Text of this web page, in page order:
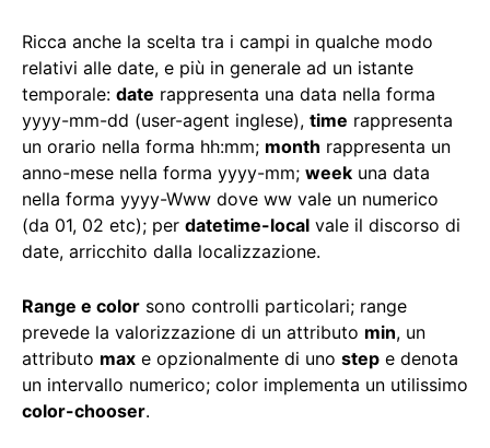
Ricca anche la scelta tra i campi in qualche modo
relativi alle date, e più in generale ad un istante
temporale: date rappresenta una data nella forma
yyyy-mm-dd (user-agent inglese), time rappresenta
un orario nella forma hh:mm; month rappresenta un
anno-mese nella forma yyyy-mm; week una data
nella forma yyyy-Www dove ww vale un numerico
(da 01, 02 etc); per datetime-local vale il discorso di
date, arricchito dalla localizzazione.
Range e color sono controlli particolari; range
prevede la valorizzazione di un attributo min, un
attributo max e opzionalmente di uno step e denota
un intervallo numerico; color implementa un utilissimo
color-chooser.